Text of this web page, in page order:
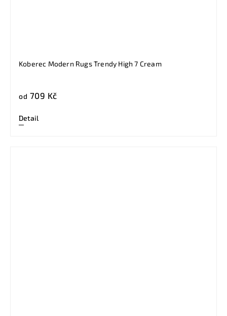
Koberec Modern Rugs Trendy High 7 Cream
od 709 Kč
Detail